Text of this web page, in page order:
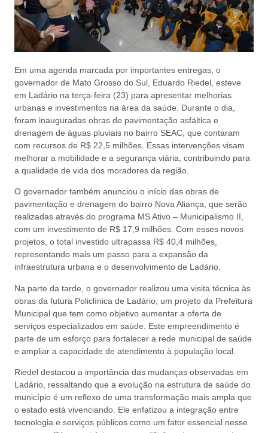
Em uma agenda marcada por importantes entregas, o
governador de Mato Grosso do Sul, Eduardo Riedel, esteve
em Ladário na terça-feira (23) para apresentar melhorias
urbanas e investimentos na área da saúde. Durante o dia,
foram inauguradas obras de pavimentação asfáltica e
drenagem de águas pluviais no bairro SEAC, que contaram
com recursos de R$ 22,5 milhões. Essas intervenções visam
melhorar a mobilidade e a segurança viária, contribuindo para
a qualidade de vida dos moradores da região.
O governador também anunciou o início das obras de
pavimentação e drenagem do bairro Nova Aliança, que serão
realizadas através do programa MS Ativo – Municipalismo II,
com um investimento de R$ 17,9 milhões. Com esses novos
projetos, o total investido ultrapassa R$ 40,4 milhões,
representando mais um passo para a expansão da
infraestrutura urbana e o desenvolvimento de Ladário.
Na parte da tarde, o governador realizou uma visita técnica às
obras da futura Policlínica de Ladário, um projeto da Prefeitura
Municipal que tem como objetivo aumentar a oferta de
serviços especializados em saúde. Este empreendimento é
parte de um esforço para fortalecer a rede municipal de saúde
e ampliar a capacidade de atendimento à população local.
Riedel destacou a importância das mudanças observadas em
Ladário, ressaltando que a evolução na estrutura de saúde do
município é um reflexo de uma transformação mais ampla que
o estado está vivenciando. Ele enfatizou a integração entre
tecnologia e serviços públicos como um fator essencial nesse